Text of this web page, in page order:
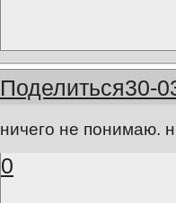
Поделиться30-
ничего не понимаю.
0